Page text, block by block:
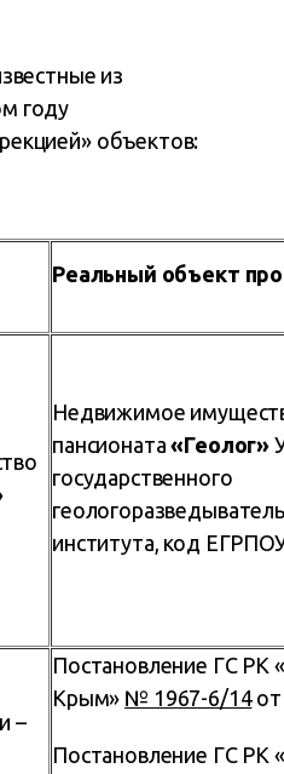
из
году
объектов:
Реальный объект
Недвижимое
пансионата«Геолог»
государственного
института, код
–
Постановление ГС РК
Крым» № 1967-6/14от
Постановление ГС РК